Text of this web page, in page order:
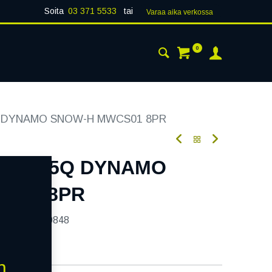
Soita 03 371 5533 tai Varaa aika verk​​​​ossa
0
SNOW-H MWCS01 8PR
105Q DYNAMO
8PR
270848